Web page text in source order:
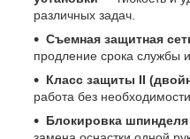
различных задач.
Съемная защитная
продление срока службы
Класс защиты II
работа без
Блокировка шпинделя